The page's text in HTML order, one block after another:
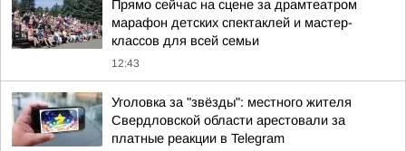
Прямо сейчас на сцене за драмтеатром
марафон детских спектаклей и мастер-
классов для всей семьи
12:43
Уголовка за "звёзды": местного жителя
Свердловской области арестовали за
платные реакции в Telegram